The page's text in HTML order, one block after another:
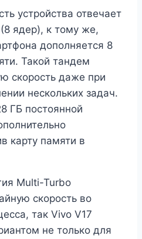
устройства отвечает
ядер), к тому же,
дополняется 8
Такой тандем
скорость даже при
нескольких задач.
ГБ постоянной
карту памяти в
Multi-Turbo
скорость во
так Vivo V17
не только для